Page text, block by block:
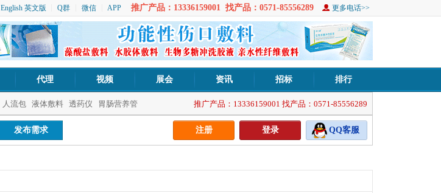
English 英文版 Q群 微信 APP 推广产品：13336159001 找产品：0571-85556289 更多电话>>
代理 视频 展会 资讯 招标 排行
推广产品：13336159001 找产品：0571-85556289
人流包 液体敷料 透药仪 胃肠营养管
发布需求 注册 登录 QQ客服